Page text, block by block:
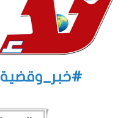
#خبر_وقضية